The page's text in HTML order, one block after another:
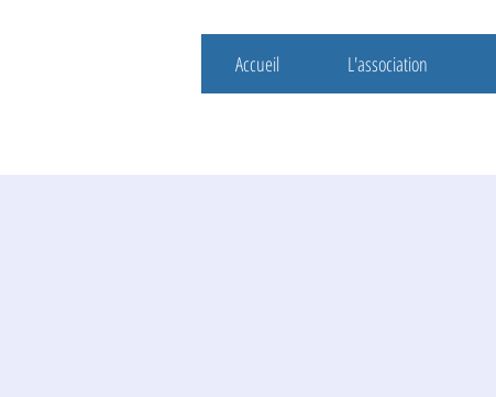
Accueil L'association